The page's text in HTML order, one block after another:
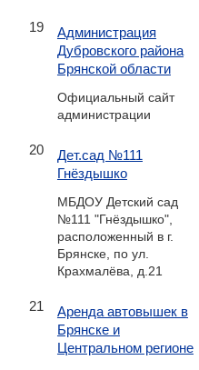
19
Администрация
Дубровского района
Брянской области
Официальный сайт
администрации
20
Дет.сад №111
Гнёздышко
МБДОУ Детский сад
№111 "Гнёздышко",
расположенный в г.
Брянске, по ул.
Крахмалёва, д.21
21
Аренда автовышек в
Брянске и
Центральном регионе